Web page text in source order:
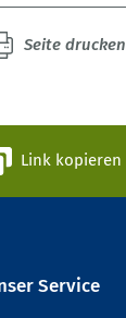
Seite drucken
Link kopieren
Service